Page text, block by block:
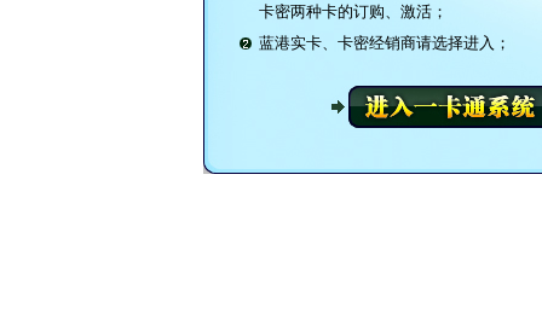
卡密两种卡的订购、激活；
蓝港实卡、卡密经销商请选择进入；